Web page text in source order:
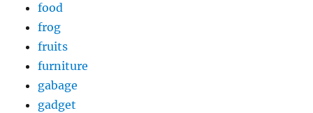
food
frog
fruits
furniture
gabage
gadget